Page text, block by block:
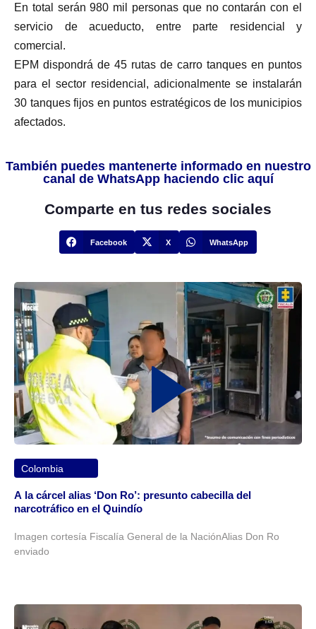
En total serán 980 mil personas que no contarán con el
servicio de acueducto, entre parte residencial y
comercial.
EPM dispondrá de 45 rutas de carro tanques en puntos
para el sector residencial, adicionalmente se instalarán
30 tanques fijos en puntos estratégicos de los municipios
afectados.
También puedes mantenerte informado en nuestro
canal de WhatsApp haciendo clic aquí
Comparte en tus redes sociales
Facebook X WhatsApp
Colombia
A la cárcel alias ‘Don Ro’: presunto cabecilla del
narcotráfico en el Quindío
Imagen cortesía Fiscalía General de la NaciónAlias Don Ro
enviado